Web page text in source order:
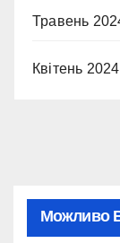
Травень
Квітень 2024
Можливо